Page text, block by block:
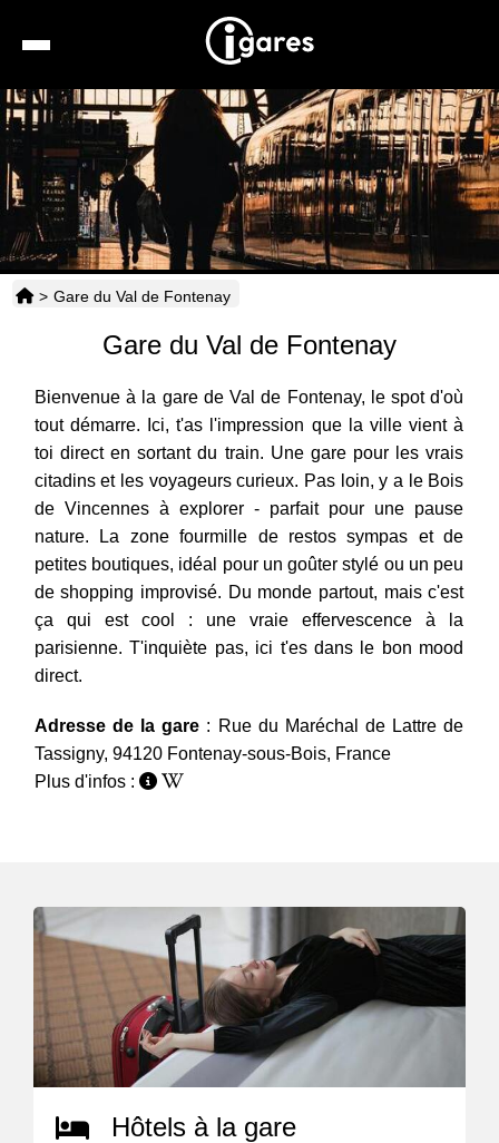
Recherche
Location de voiture
Hôtels
Taxis
> Gare du Val de Fontenay
Gare du Val de Fontenay
Bienvenue à la gare de Val de Fontenay, le spot d'où
tout démarre. Ici, t'as l'impression que la ville vient à
toi direct en sortant du train. Une gare pour les vrais
citadins et les voyageurs curieux. Pas loin, y a le Bois
de Vincennes à explorer - parfait pour une pause
nature. La zone fourmille de restos sympas et de
petites boutiques, idéal pour un goûter stylé ou un peu
de shopping improvisé. Du monde partout, mais c'est
ça qui est cool : une vraie effervescence à la
parisienne. T'inquiète pas, ici t'es dans le bon mood
direct.
Adresse de la gare : Rue du Maréchal de Lattre de
Tassigny, 94120 Fontenay-sous-Bois, France
Plus d'infos :
Hôtels à la gare